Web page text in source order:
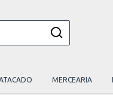
MERCEARIA